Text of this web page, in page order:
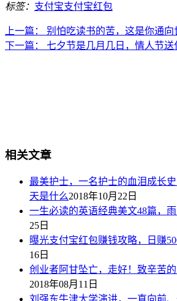
标签： 支付宝支付宝红包
上一篇：
别怕吃读书的苦，这是你通向
下一篇：
七夕节是几月几日，情人节送
相关文章
最美护士，一名护士的血泪成长
天是什么2018年10月22日
一生必读的英语经典美文48篇，
25日
曝光支付宝红包赚钱攻略，日赚
16日
创业者阿甘坠亡，走好！致辛苦的
2018年08月11日